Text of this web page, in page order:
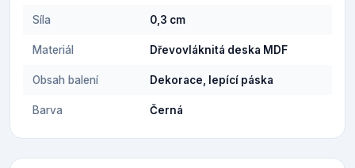
Síla 0,3 cm
Materiál Dřevovláknitá deska MDF
Obsah balení Dekorace, lepící páska
Barva Černá